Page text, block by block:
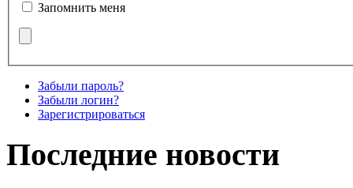
Запомнить меня
Забыли пароль?
Забыли логин?
Зарегистрироваться
Последние новости